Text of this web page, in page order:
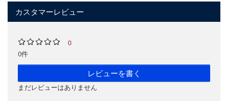
カスタマーレビュー
0
0件
レビューを書く
まだレビューはありません